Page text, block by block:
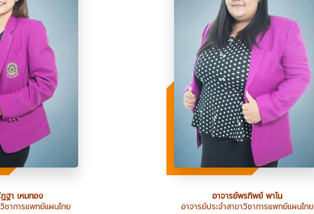
ฐา เหมทอง
ชาการแพทย์แผนไทย
อาจารย์พรทิพย์ พาโน
อาจารย์ประจำสาขาวิชาการแพทย์แผนไทย